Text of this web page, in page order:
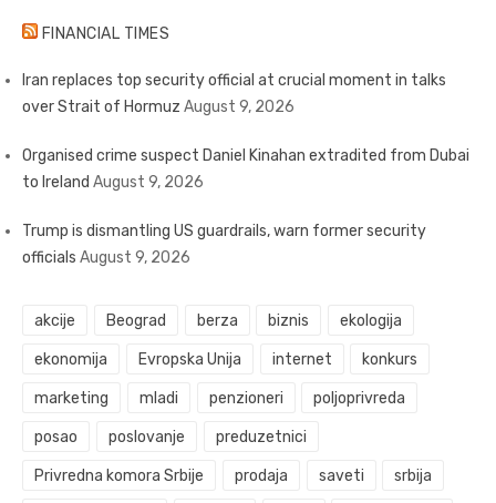
FINANCIAL TIMES
Iran replaces top security official at crucial moment in talks
over Strait of Hormuz August 9, 2026
Organised crime suspect Daniel Kinahan extradited from Dubai
to Ireland August 9, 2026
Trump is dismantling US guardrails, warn former security
officials August 9, 2026
akcije Beograd berza biznis ekologija
ekonomija Evropska Unija internet konkurs
marketing mladi penzioneri poljoprivreda
posao poslovanje preduzetnici
Privredna komora Srbije prodaja saveti srbija